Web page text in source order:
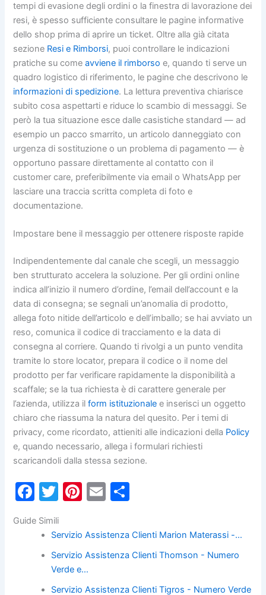
tempi di evasione degli ordini o la finestra di lavorazione dei
resi, è spesso sufficiente consultare le pagine informative
dello shop prima di aprire un ticket. Oltre alla già citata
sezione Resi e Rimborsi, puoi controllare le indicazioni
pratiche su comeavviene il rimborso e, quando ti serve un
quadro logistico di riferimento, le pagine che descrivono le
informazioni di spedizione. La lettura preventiva chiarisce
subito cosa aspettarti e riduce lo scambio di messaggi. Se
però la tua situazione esce dalle casistiche standard — ad
esempio un pacco smarrito, un articolo danneggiato con
urgenza di sostituzione o un problema di pagamento — è
opportuno passare direttamente al contatto con il
customer care, preferibilmente via email o WhatsApp per
lasciare una traccia scritta completa di foto e
documentazione.
Impostare bene il messaggio per ottenere risposte rapide
Indipendentemente dal canale che scegli, un messaggio
ben strutturato accelera la soluzione. Per gli ordini online
indica all’inizio il numero d’ordine, l’email dell’account e la
data di consegna; se segnali un’anomalia di prodotto,
allega foto nitide dell’articolo e dell’imballo; se hai avviato un
reso, comunica il codice di tracciamento e la data di
consegna al corriere. Quando ti rivolgi a un punto vendita
tramite lo store locator, prepara il codice o il nome del
prodotto per far verificare rapidamente la disponibilità a
scaffale; se la tua richiesta è di carattere generale per
l’azienda, utilizza ilform istituzionale e inserisci un oggetto
chiaro che riassuma la natura del quesito. Per i temi di
privacy, come ricordato, attieniti alle indicazioni della Policy
e, quando necessario, allega i formulari richiesti
scaricandoli dalla stessa sezione.
F
c
e
o
T
itt
er
Pi
er
e
st
E
ai
l
n
di
di
Guide Simili
Servizio Assistenza Clienti Marion Materassi -…
Servizio Assistenza Clienti Thomson - Numero
Verde e…
Servizio Assistenza Clienti Tigros - Numero Verde